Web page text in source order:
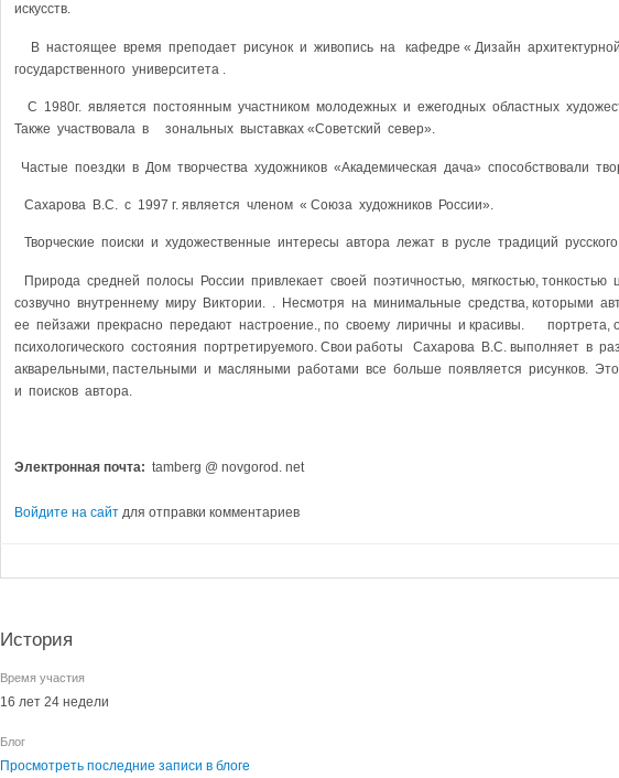
искусств.
В настоящее время преподает рисунок и живопись на кафедре « Дизайн
государственного университета .
С 1980г. является постоянным участником молодежных и ежегодных областных
Также участвовала в зональных выставках «Советский север».
Частые поездки в Дом творчества художников «Академическая дача» способствовали
Сахарова В.С. с 1997 г. является членом « Союза художников России».
Творческие поиски и художественные интересы автора лежат в русле традиций русского
Природа средней полосы России привлекает своей поэтичностью, мягкостью, тонкостью
созвучно внутреннему миру Виктории. . Несмотря на минимальные средства, которыми
ее пейзажи прекрасно передают настроение., по своему лиричны и красивы. портрета,
психологического состояния портретируемого. Свои работы Сахарова В.С. выполняет в
акварельными, пастельными и масляными работами все больше появляется рисунков.
и поисков автора.
Электронная почта: tamberg @ novgorod. net
Войдите на сайт для отправки комментариев
История
Время участия
16 лет 24 недели
Блог
Просмотреть последние записи в блоге